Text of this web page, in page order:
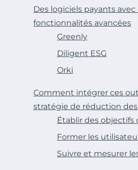
Des logiciels payants avec
fonctionnalités avancées
Greenly
Diligent ESG
Orki
Comment intégrer ces
stratégie de réduction des
Établir des objectifs
Former les
Suivre et mesurer